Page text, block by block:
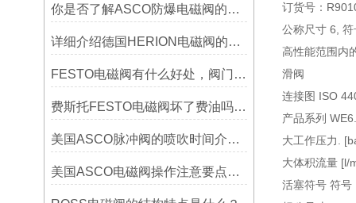
你是否了解ASCO防爆电磁阀的工作原理
详细介绍德国HERION电磁阀的选购和维护？
FESTO电磁阀有什么好处，阀门的耐用性能如何？
费斯托FESTO电磁阀坏了费油吗？碳罐电磁阀油耗受哪些因素影响？
美国ASCO脉冲阀的喷吹时间介绍资料有哪些？
美国ASCO电磁阀操作注意要点的资料有哪些？
订货号：
公称尺寸 6,
高性能范围内
滑阀
连接图 ISO
产品系列
大工作压力.
大体积流量 [l/
活塞符号 符号